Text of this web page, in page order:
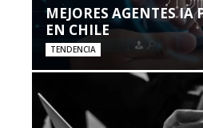
MEJORES AGENTES IA
EN CHILE
TENDENCIA